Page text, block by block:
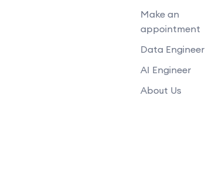
Make an
appointment
Data Engineer
AI Engineer
About Us